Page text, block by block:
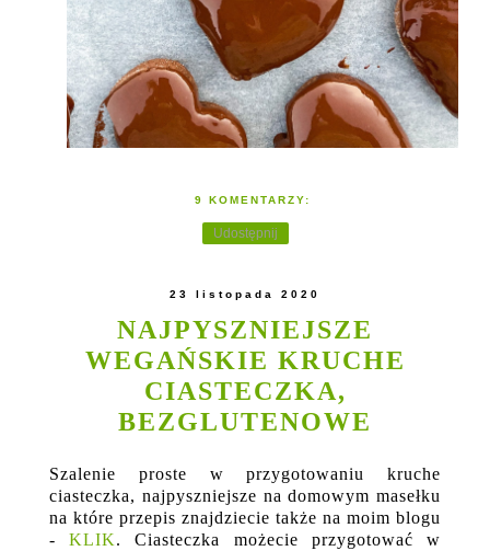
9 KOMENTARZY:
Udostępnij
23 listopada 2020
NAJPYSZNIEJSZE
WEGAŃSKIE KRUCHE
CIASTECZKA,
BEZGLUTENOWE
Szalenie proste w przygotowaniu kruche
ciasteczka, najpyszniejsze na domowym masełku
na które przepis znajdziecie także na moim blogu
-KLIK. Ciasteczka możecie przygotować w